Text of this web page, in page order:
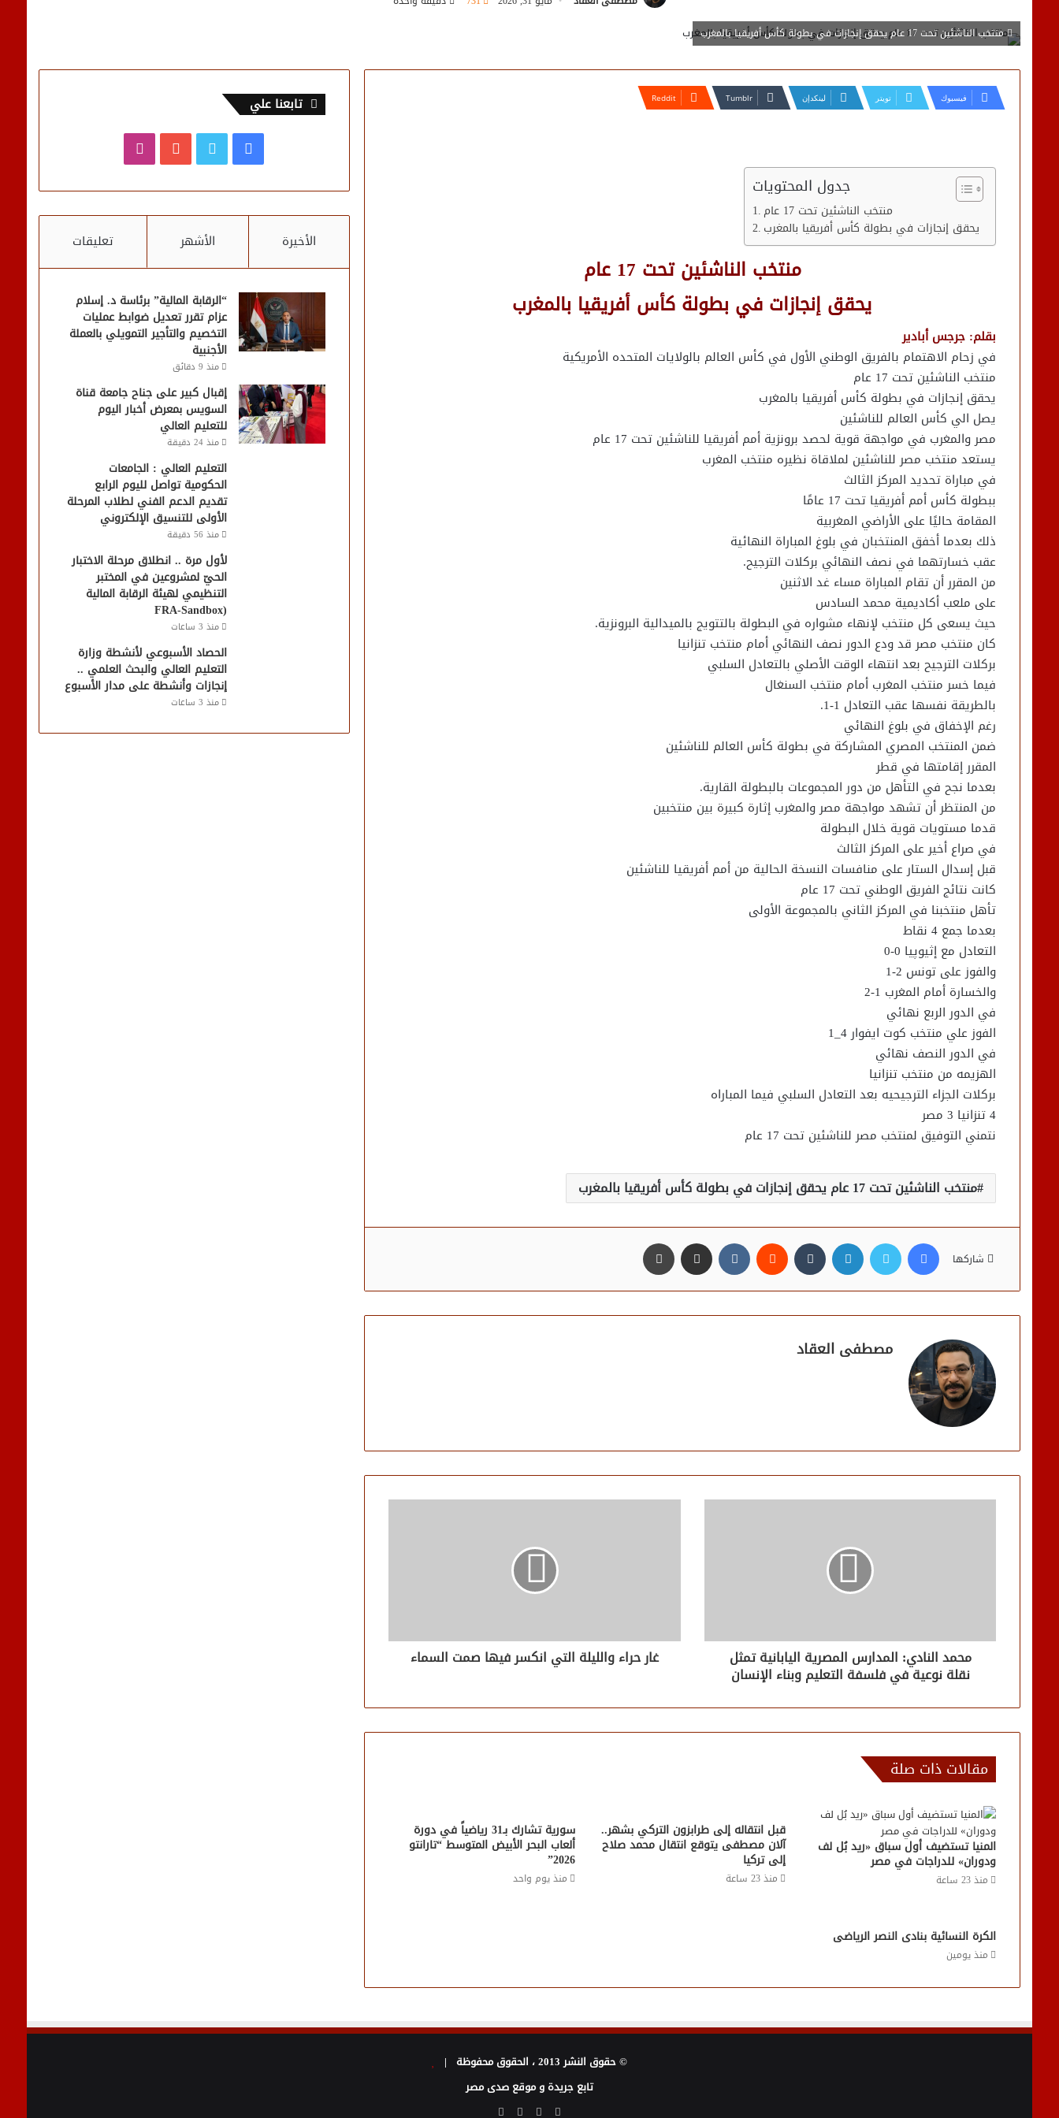
منتخب الناشئين تحت 17 عام يحقق إنجازات في بطولة كأس أفريقيا بالمغرب
فيسبوك تويتر لينكدإن
جدول المحتويات
منتخب الناشئين تحت 17 عام
يحقق إنجازات في بطولة كأس أفريقيا بالمغرب
منتخب الناشئين تحت 17 عام
يحقق إنجازات في بطولة كأس أفريقيا بالمغرب
بقلم: جرجس أبادير
في زحام الاهتمام بالفريق الوطني الأول في كأس العالم بالولايات المتحده الأمريكية
منتخب الناشئين تحت 17 عام
يحقق إنجازات في بطولة كأس أفريقيا بالمغرب
يصل الي كأس العالم للناشئين
مصر والمغرب في مواجهة قوية لحصد برونزية أمم أفريقيا للناشئين تحت 17 عام
يستعد منتخب مصر للناشئين لملاقاة نظيره منتخب المغرب
في مباراة تحديد المركز الثالث
ببطولة كأس أمم أفريقيا تحت 17 عامًا
المقامة حاليًا على الأراضي المغربية
ذلك بعدما أخفق المنتخبان في بلوغ المباراة النهائية
عقب خسارتهما في نصف النهائي بركلات الترجيح.
من المقرر أن تقام المباراة مساء غد الاثنين
على ملعب أكاديمية محمد السادس
حيث يسعى كل منتخب لإنهاء مشواره في البطولة بالتتويج بالميدالية البرونزية.
كان منتخب مصر قد ودع الدور نصف النهائي أمام منتخب تنزانيا
بركلات الترجيح بعد انتهاء الوقت الأصلي بالتعادل السلبي
فيما خسر منتخب المغرب أمام منتخب السنغال
بالطريقة نفسها عقب التعادل 1-1.
رغم الإخفاق في بلوغ النهائي
ضمن المنتخب المصري المشاركة في بطولة كأس العالم للناشئين
المقرر إقامتها في قطر
بعدما نجح في التأهل من دور المجموعات بالبطولة القارية.
من المنتظر أن تشهد مواجهة مصر والمغرب إثارة كبيرة بين منتخبين
قدما مستويات قوية خلال البطولة
في صراع أخير على المركز الثالث
قبل إسدال الستار على منافسات النسخة الحالية من أمم أفريقيا للناشئين
كانت نتائج الفريق الوطني تحت 17 عام
تأهل منتخبنا في المركز الثاني بالمجموعة الأولى
بعدما جمع 4 نقاط
التعادل مع إثيوپيا 0-0
والفوز على تونس 2-1
والخسارة أمام المغرب 1-2
في الدور الربع نهائي
الفوز علي منتخب كوت ايفوار 4_1
في الدور النصف نهائي
الهزيمه من منتخب تنزانيا
بركلات الجزاء الترجيحيه بعد التعادل السلبي فيما المباراه
4 تنزانيا 3 مصر
نتمني التوفيق لمنتخب مصر للناشئين تحت 17 عام
منتخب الناشئين تحت 17 عام يحقق إنجازات في بطولة كأس أفريقيا بالمغرب
شاركها
فيسبوك تويتر لينكدإن مشاركة عبر البريد
مصطفى العقاد
محمد النادي: المدارس المصرية اليابانية تمثل
نقلة نوعية في فلسفة التعليم وبناء الإنسان
غار حراء والليلة التي انكسر فيها صمت السماء
مقالات ذات صلة
المنيا تستضيف أول سباق «ريد بُل لف
ودوران» للدراجات في مصر
منذ 23 ساعة
قبل انتقاله إلى طرابزون التركي بشهر..
آلان مصطفى يتوقع انتقال محمد صلاح
إلى تركيا
منذ 23 ساعة
سورية تشارك بـ31 رياضياً في دورة
ألعاب البحر الأبيض المتوسط “تارانتو
2026”
منذ يوم واحد
الكرة النسائية بنادى النصر الرياضى
منذ يومين
تابعنا علي
فيسبوك يوتيوب
الأخيرة الأشهر تعليقات
“الرقابة المالية” برئاسة د. إسلام
عزام تقرر تعديل ضوابط عمليات
التخصيم والتأجير التمويلي بالعملة
الأجنبية
منذ 9 دقائق
إقبال كبير على جناح جامعة قناة
السويس بمعرض أخبار اليوم
للتعليم العالي
منذ 24 دقيقة
التعليم العالي : الجامعات
الحكومية تواصل لليوم الرابع
تقديم الدعم الفني لطلاب المرحلة
الأولى للتنسيق الإلكتروني
منذ 56 دقيقة
لأول مرة .. انطلاق مرحلة الاختبار
الحيّ لمشروعين في المختبر
التنظيمي لهيئة الرقابة المالية
(FRA-Sandbox
منذ 3 ساعات
الحصاد الأسبوعي لأنشطة وزارة
التعليم العالي والبحث العلمي ..
إنجازات وأنشطة على مدار الأسبوع
منذ 3 ساعات
© حقوق النشر 2013 ، الحقوق محفوظة |
تابع جريدة و موقع صدى مصر
فيسبوك
تويتر يوتيوب